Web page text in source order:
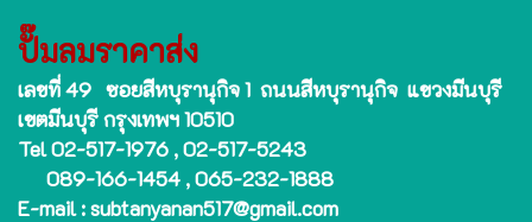
ปั๊มลมราคาส่ง
เลขที่ 49 ซอยสีหบุรานุกิจ 1 ถนนสีหบุรานุกิจ แขวงมีนบุรี
เขตมีนบุรี กรุงเทพฯ 10510
Tel 02-517-1976 , 02-517-5243
089-166-1454 , 065-232-1888
E-mail : subtanyanan517@gmail.com